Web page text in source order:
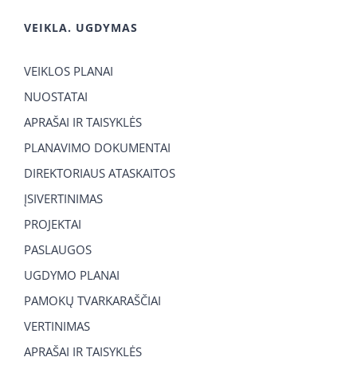
VEIKLA. UGDYMAS
VEIKLOS PLANAI
NUOSTATAI
APRAŠAI IR TAISYKLĖS
PLANAVIMO DOKUMENTAI
DIREKTORIAUS ATASKAITOS
ĮSIVERTINIMAS
PROJEKTAI
PASLAUGOS
UGDYMO PLANAI
PAMOKŲ TVARKARAŠČIAI
VERTINIMAS
APRAŠAI IR TAISYKLĖS